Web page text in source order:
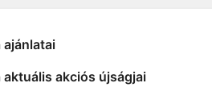
ajánlatai
aktuális akciós újságjai